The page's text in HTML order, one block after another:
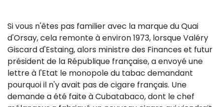
Si vous n'êtes pas familier avec la marque du Quai
d'Orsay, cela remonte à environ 1973, lorsque Valéry
Giscard d'Estaing, alors ministre des Finances et futur
président de la République française, a envoyé une
lettre à l'Etat le monopole du tabac demandant
pourquoi il n'y avait pas de cigare français. Une
demande a été faite à Cubatabaco, dont le chef